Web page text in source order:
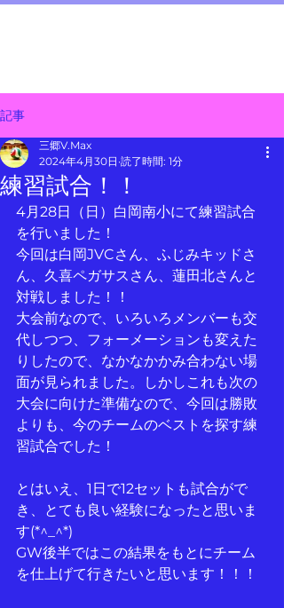
記事
練習試合！！
三郷V.Max
2024年4月30日 読了時間: 1分
4月28日（日）白岡南小にて練習試合
を行いました！
今回は白岡JVCさん、ふじみキッドさ
ん、久喜ペガサスさん、蓮田北さんと
対戦しました！！
大会前なので、いろいろメンバーも交
代しつつ、フォーメーションも変えた
りしたので、なかなかかみ合わない場
面が見られました。しかしこれも次の
大会に向けた準備なので、今回は勝敗
よりも、今のチームのベストを探す練
習試合でした！
とはいえ、1日で12セットも試合がで
き、とても良い経験になったと思いま
す(*^_^*)
GW後半ではこの結果をもとにチーム
を仕上げて行きたいと思います！！！